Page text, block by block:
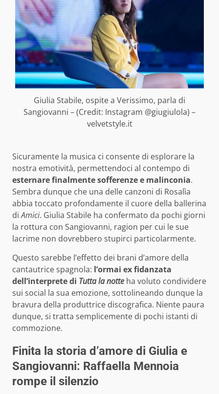
Giulia Stabile, ospite a Verissimo, parla di
Sangiovanni – (Credit: Instagram @giugiulola) –
velvetstyle.it
Sicuramente la musica ci consente di esplorare la
nostra emotività, permettendoci al contempo di
esternare finalmente sofferenze e malinconia.
Sembra dunque che una delle canzoni di Rosalìa
abbia toccato profondamente il cuore della ballerina
diAmici. Giulia Stabile ha confermato da pochi giorni
la rottura con Sangiovanni, ragion per cui le sue
lacrime non dovrebbero stupirci particolarmente.
Questo sarebbe l’effetto dei brani d’amore della
cantautrice spagnola: l’ormai ex fidanzata
dell’interprete di Tutta la notte ha voluto condividere
sui social la sua emozione, sottolineando dunque la
bravura della produttrice discografica. Niente paura
dunque, si tratta semplicemente di pochi istanti di
commozione.
Finita la storia d’amore di Giulia e
Sangiovanni: Raffaella Mennoia
rompe il silenzio